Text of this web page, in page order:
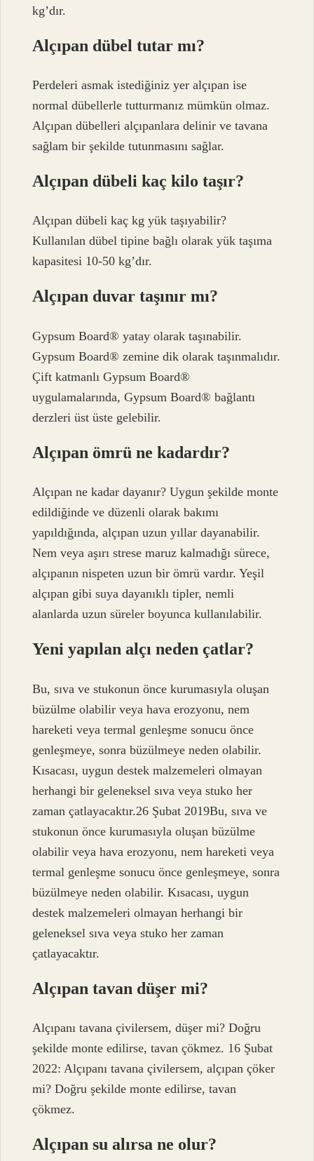
kg’dır.
Alçıpan dübel tutar mı?
Perdeleri asmak istediğiniz yer alçıpan ise
normal dübellerle tutturmanız mümkün olmaz.
Alçıpan dübelleri alçıpanlara delinir ve tavana
sağlam bir şekilde tutunmasını sağlar.
Alçıpan dübeli kaç kilo taşır?
Alçıpan dübeli kaç kg yük taşıyabilir?
Kullanılan dübel tipine bağlı olarak yük taşıma
kapasitesi 10-50 kg’dır.
Alçıpan duvar taşınır mı?
Gypsum Board® yatay olarak taşınabilir.
Gypsum Board® zemine dik olarak taşınmalıdır.
Çift katmanlı Gypsum Board®
uygulamalarında, Gypsum Board® bağlantı
derzleri üst üste gelebilir.
Alçıpan ömrü ne kadardır?
Alçıpan ne kadar dayanır? Uygun şekilde monte
edildiğinde ve düzenli olarak bakımı
yapıldığında, alçıpan uzun yıllar dayanabilir.
Nem veya aşırı strese maruz kalmadığı sürece,
alçıpanın nispeten uzun bir ömrü vardır. Yeşil
alçıpan gibi suya dayanıklı tipler, nemli
alanlarda uzun süreler boyunca kullanılabilir.
Yeni yapılan alçı neden çatlar?
Bu, sıva ve stukonun önce kurumasıyla oluşan
büzülme olabilir veya hava erozyonu, nem
hareketi veya termal genleşme sonucu önce
genleşmeye, sonra büzülmeye neden olabilir.
Kısacası, uygun destek malzemeleri olmayan
herhangi bir geleneksel sıva veya stuko her
zaman çatlayacaktır.26 Şubat 2019Bu, sıva ve
stukonun önce kurumasıyla oluşan büzülme
olabilir veya hava erozyonu, nem hareketi veya
termal genleşme sonucu önce genleşmeye, sonra
büzülmeye neden olabilir. Kısacası, uygun
destek malzemeleri olmayan herhangi bir
geleneksel sıva veya stuko her zaman
çatlayacaktır.
Alçıpan tavan düşer mi?
Alçıpanı tavana çivilersem, düşer mi? Doğru
şekilde monte edilirse, tavan çökmez. 16 Şubat
2022: Alçıpanı tavana çivilersem, alçıpan çöker
mi? Doğru şekilde monte edilirse, tavan
çökmez.
Alçıpan su alırsa ne olur?